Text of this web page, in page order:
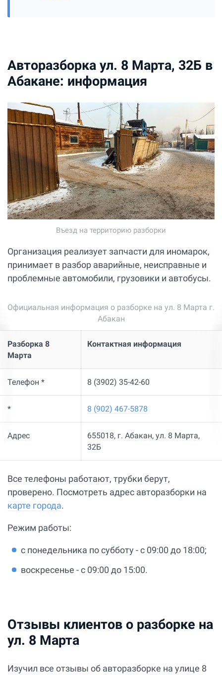
Авторазборка ул. 8 Марта, 32Б в
Абакане: информация
Въезд на территорию разборки
Организация реализует запчасти для иномарок,
принимает в разбор аварийные, неисправные и
проблемные автомобили, грузовики и автобусы.
Официальная информация о разборке на ул. 8 Марта г.
Абакан
Разборка 8
Марта
Контактная информация
Телефон * 8 (3902) 35-42-60
* 8 (902) 467-5878
Адрес
655018, г. Абакан, ул. 8 Марта,
32Б
Все телефоны работают, трубки берут,
проверено. Посмотреть адрес авторазборки на
карте города.
Режим работы:
с понедельника по субботу - с 09:00 до 18:00;
воскресенье - с 09:00 до 15:00.
Отзывы клиентов о разборке на
ул. 8 Марта
Изучил все отзывы об авторазборке на улице 8